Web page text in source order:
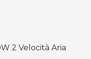
2 Velocità Aria